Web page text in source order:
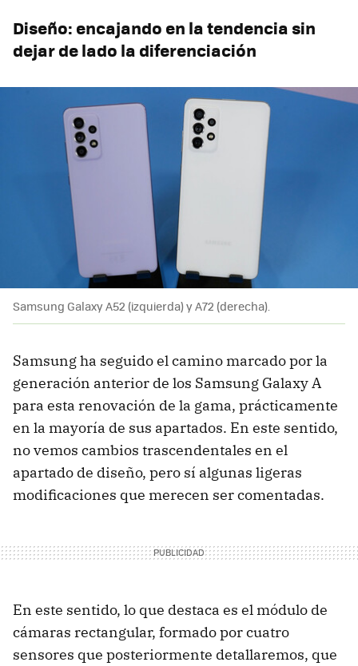
Diseño: encajando en la tendencia sin
dejar de lado la diferenciación
Samsung Galaxy A52 (izquierda) y A72 (derecha).
Samsung ha seguido el camino marcado por la
generación anterior de los Samsung Galaxy A
para esta renovación de la gama, prácticamente
en la mayoría de sus apartados. En este sentido,
no vemos cambios trascendentales en el
apartado de diseño, pero sí algunas ligeras
modificaciones que merecen ser comentadas.
En este sentido, lo que destaca es el módulo de
cámaras rectangular, formado por cuatro
sensores que posteriormente detallaremos, que